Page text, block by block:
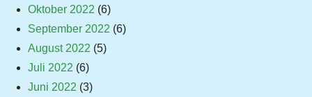
Oktober 2022 (6)
September 2022 (6)
August 2022 (5)
Juli 2022 (6)
Juni 2022 (3)